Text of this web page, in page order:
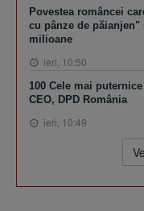
Povestea româncei
cu pânze de
milioane
ieri, 10:50
100 Cele mai
CEO, DPD România
ieri, 10:49